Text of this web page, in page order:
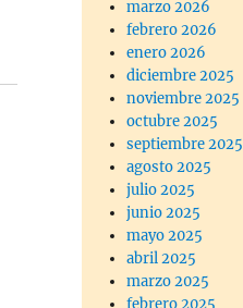
marzo 2026
febrero 2026
enero 2026
diciembre 2025
noviembre 2025
octubre 2025
septiembre 2025
agosto 2025
julio 2025
junio 2025
mayo 2025
abril 2025
marzo 2025
febrero 2025